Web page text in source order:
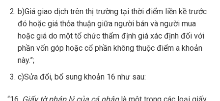
b)Giá giao dịch trên thị trường tại thời điểm liền kề trước
đó hoặc giá thỏa thuận giữa người bán và người mua
hoặc giá do một tổ chức thẩm định giá xác định đối với
phần vốn góp hoặc cổ phần không thuộc điểm a khoản
này.”;
c)Sửa đổi, bổ sung khoản 16 như sau: